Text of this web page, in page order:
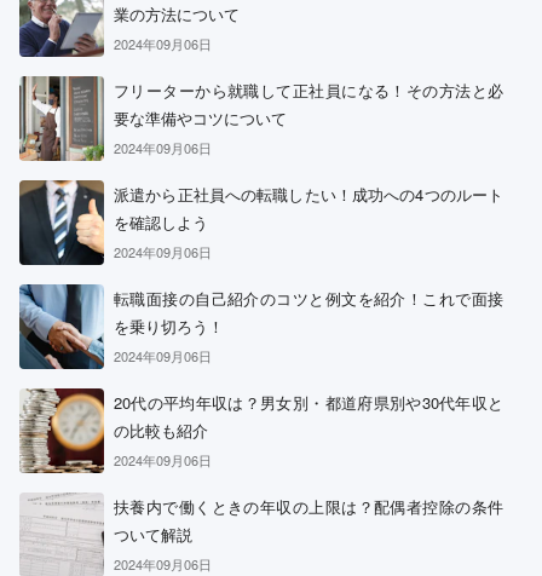
業の方法について
2024年09月06日
フリーターから就職して正社員になる！その方法と必
要な準備やコツについて
2024年09月06日
派遣から正社員への転職したい！成功への4つのルート
を確認しよう
2024年09月06日
転職面接の自己紹介のコツと例文を紹介！これで面接
を乗り切ろう！
2024年09月06日
20代の平均年収は？男女別・都道府県別や30代年収と
の比較も紹介
2024年09月06日
扶養内で働くときの年収の上限は？配偶者控除の条件
ついて解説
2024年09月06日